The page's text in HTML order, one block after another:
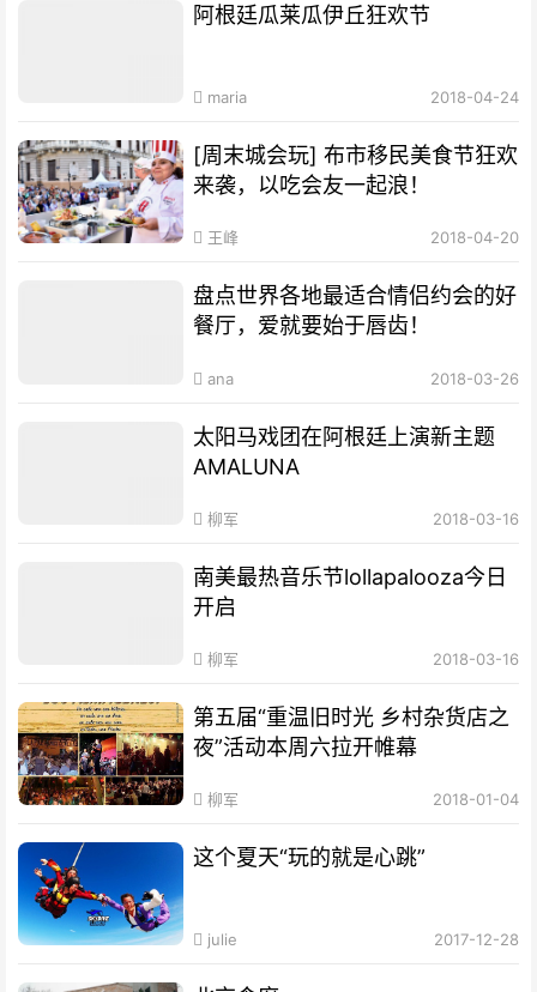
阿根廷瓜莱瓜伊丘狂欢节
maria 2018-04-24
[周末城会玩] 布市移民美食节狂欢
来袭，以吃会友一起浪！
王峰 2018-04-20
盘点世界各地最适合情侣约会的好
餐厅，爱就要始于唇齿！
ana 2018-03-26
太阳马戏团在阿根廷上演新主题
AMALUNA
柳军 2018-03-16
南美最热音乐节lollapalooza今日
开启
柳军 2018-03-16
第五届“重温旧时光 乡村杂货店之
夜”活动本周六拉开帷幕
柳军 2018-01-04
这个夏天“玩的就是心跳”
julie 2017-12-28